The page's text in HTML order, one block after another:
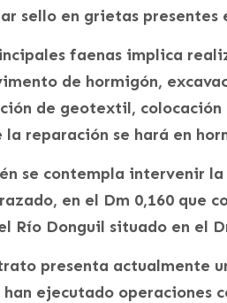
sello en grietas presentes
faenas implica
de hormigón,
de geotextil,
la reparación se hará en
se contempla intervenir
en el Dm 0,160 que
Río Donguil situado en el
presenta actualmente
han ejecutado operaciones